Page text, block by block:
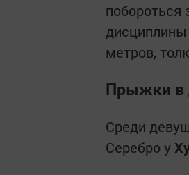
побороться
дисциплины
метров,
Прыжки в
Среди
Серебро у